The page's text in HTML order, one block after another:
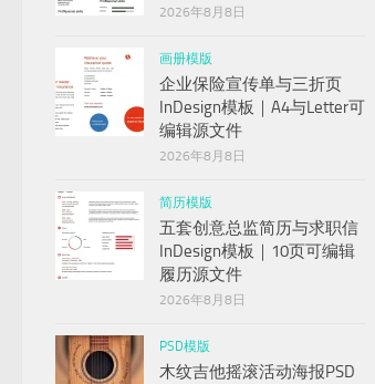
1 2 3
2026年8月8日
画册模版
企业保险宣传单与三折页
InDesign模板｜A4与Letter可
编辑源文件
2026年8月8日
简历模版
五套创意总监简历与求职信
InDesign模板｜10页可编辑
履历源文件
2026年8月8日
PSD模版
木纹吉他摇滚活动海报PSD